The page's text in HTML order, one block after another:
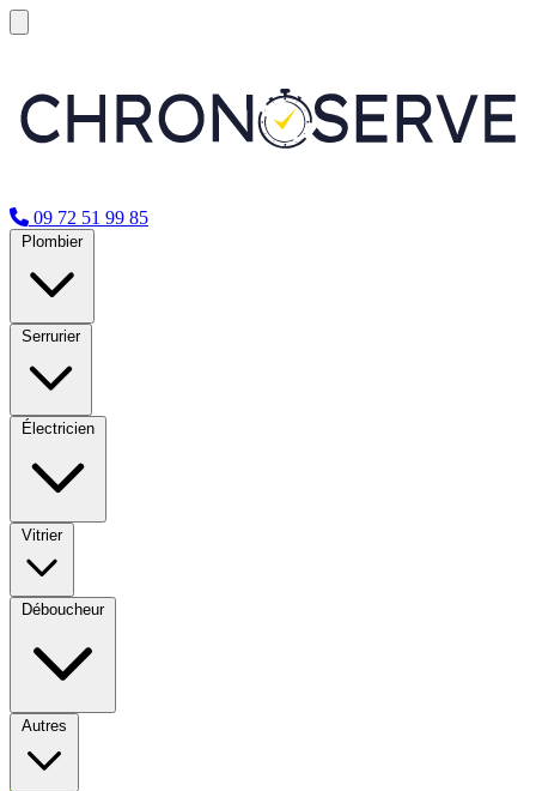
09 72 51 99 85
Plombier
Serrurier
Électricien
Vitrier
Déboucheur
Autres